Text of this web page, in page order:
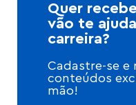
Quer
vão te
carreira?
Cadastre-se e
conteúdos
mão!